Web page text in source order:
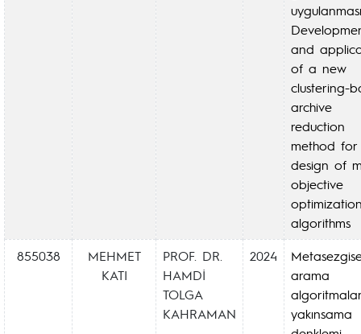
uygulanması
and
of a new
clustering-
archive
reduction
method for
design of
objective
algorithms
855038
MEHMET
KATI
PROF. DR.
HAMDİ
TOLGA
KAHRAMAN
2024
arama
yakınsama